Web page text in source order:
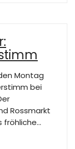
Montag
bei
Rossmarkt
fröhliche…